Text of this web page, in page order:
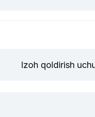
Izoh qoldirish